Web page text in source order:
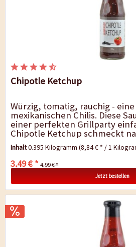
Chipotle Ketchup
Würzig, tomatig, rauchig -
mexikanischen Chilis. Diese
einer perfekten Grillparty
Chipotle Ketchup schmeckt
Tomaten, feurigen Habaneros
Inhalt0.395 Kilogramm(8,84 € * / 1
3,49 € * 4,99 € *
Jetzt bestellen